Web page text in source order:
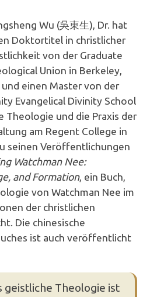
Wu (吳東生), Dr. hat
Doktortitel in christlicher
von der Graduate
Union in Berkeley,
und einen Master von der
Evangelical Divinity School
Theologie und die Praxis der
am Regent College in
seinen Veröffentlichungen
Watchman Nee:
and Formation, ein Buch,
von Watchman Nee im
der christlichen
Die chinesische
ist auch veröffentlicht
geistliche Theologie ist